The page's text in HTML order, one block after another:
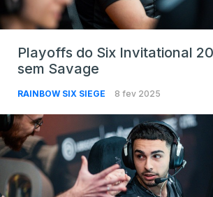
Playoffs do Six Invitational
sem Savage
RAINBOW SIX SIEGE 8 fev 2025